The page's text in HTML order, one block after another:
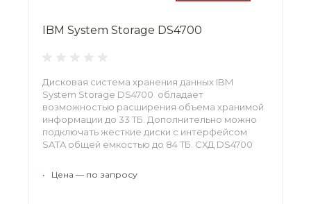
IBM System Storage DS4700
Дисковая система хранения данных IBM
System Storage DS4700 обладает
возможностью расширения объема хранимой
информации до 33 ТБ. Дополнительно можно
подключать жесткие диски с интерфейсом
SATA общей емкостью до 84 ТБ. СХД DS4700
обеспечивает ей дополнительные
• Цена — по запросу